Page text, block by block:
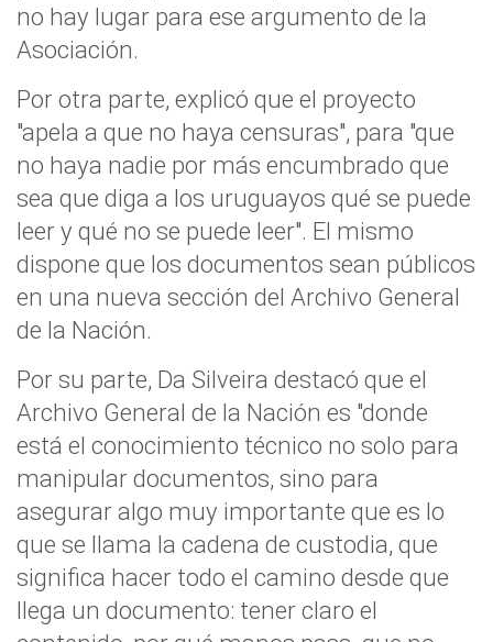
no hay lugar para ese argumento de la
Asociación.
Por otra parte, explicó que el proyecto
"apela a que no haya censuras", para "que
no haya nadie por más encumbrado que
sea que diga a los uruguayos qué se puede
leer y qué no se puede leer". El mismo
dispone que los documentos sean públicos
en una nueva sección del Archivo General
de la Nación.
Por su parte, Da Silveira destacó que el
Archivo General de la Nación es "donde
está el conocimiento técnico no solo para
manipular documentos, sino para
asegurar algo muy importante que es lo
que se llama la cadena de custodia, que
significa hacer todo el camino desde que
llega un documento: tener claro el